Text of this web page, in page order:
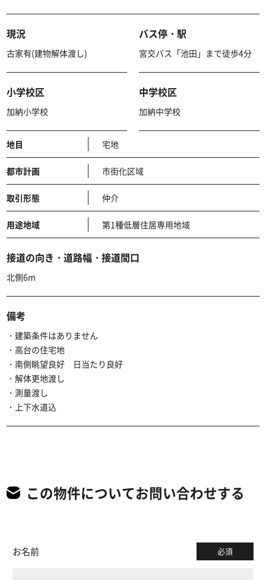
現況
古家有(建物解体渡し)
バス停・駅
宮交バス「池田」まで徒歩4分
小学校区
加納小学校
中学校区
加納中学校
地目 宅地
都市計画 市街化区域
取引形態 仲介
用途地域 第1種低層住居専用地域
接道の向き・道路幅・接道間口
北側6m
備考
・建築条件はありません
・高台の住宅地
・南側眺望良好 日当たり良好
・解体更地渡し
・測量渡し
・上下水道込
この物件についてお問い合わせする
お名前 必須